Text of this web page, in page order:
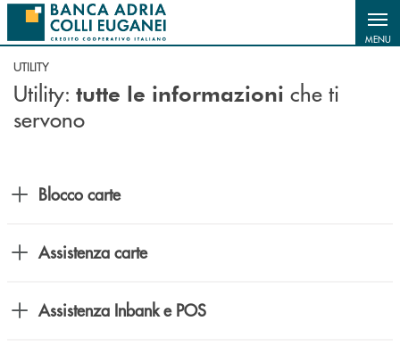
Salta al contenuto principale
MENU
UTILITY
Utility: tutte le informazioni che ti
servono
Blocco carte
Assistenza carte
Assistenza Inbank e POS